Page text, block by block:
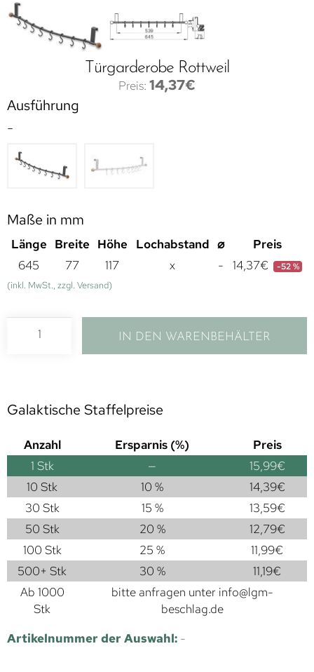
Türgarderobe Rottweil
14,37€
Ausführung
-
Maße in mm
Länge Breite Höhe Lochabstand ⌀
Preis
645
77 117 x - 14,37€ -52 %
(inkl. MwSt., zzgl. Versand)
IN DEN WARENBEHÄLTER
Galaktische Staffelpreise
Anzahl Ersparnis (%)
Preis
1 Stk — 15,99€
10 Stk
10 % 14,39€
30 Stk
15 % 13,59€
50 Stk
20 % 12,79€
100 Stk
25 % 11,99€
500+ Stk
30 % 11,19€
Ab 1000
Stk
bitte anfragen unter info@lgm-
beschlag.de
Artikelnummer der Auswahl: -